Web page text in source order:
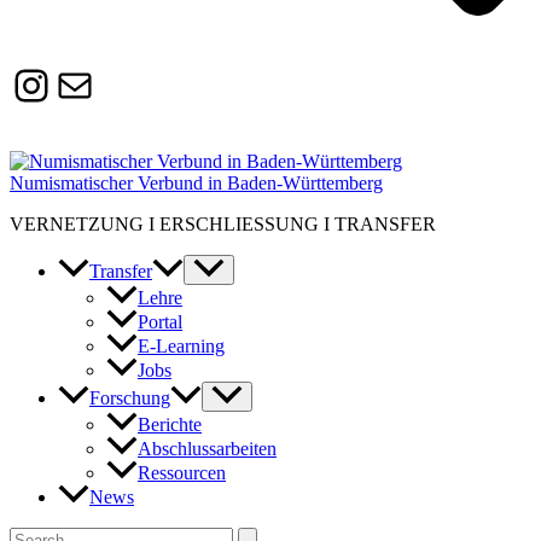
Instagram
Susanne.Boerner@zaw.uni-
heidelberg.de
Numismatischer Verbund in Baden-Württemberg
VERNETZUNG I ERSCHLIESSUNG I TRANSFER
Transfer
Lehre
Portal
E-Learning
Jobs
Forschung
Berichte
Abschlussarbeiten
Ressourcen
News